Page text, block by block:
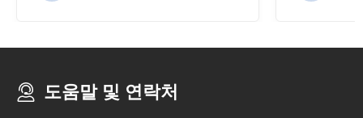
도움말 및 연락처